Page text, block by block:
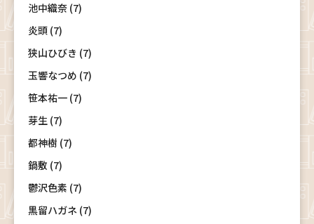
池中織奈 (7)
炎頭 (7)
狭山ひびき (7)
玉響なつめ (7)
笹本祐一 (7)
芽生 (7)
都神樹 (7)
鍋敷 (7)
鬱沢色素 (7)
黒留ハガネ (7)